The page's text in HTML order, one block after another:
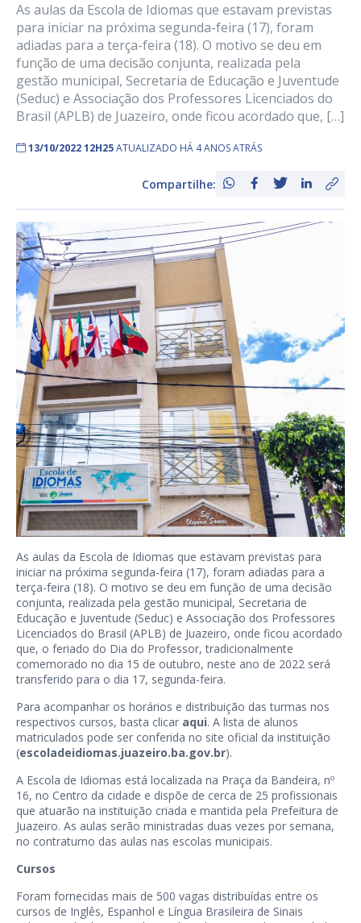
As aulas da Escola de Idiomas que estavam previstas
para iniciar na próxima segunda-feira (17), foram
adiadas para a terça-feira (18). O motivo se deu em
função de uma decisão conjunta, realizada pela
gestão municipal, Secretaria de Educação e Juventude
(Seduc) e Associação dos Professores Licenciados do
Brasil (APLB) de Juazeiro, onde ficou acordado que, […]
13/10/2022 12H25ATUALIZADO HÁ 4 ANOS ATRÁS
Compartilhe:
As aulas da Escola de Idiomas que estavam previstas para
iniciar na próxima segunda-feira (17), foram adiadas para a
terça-feira (18). O motivo se deu em função de uma decisão
conjunta, realizada pela gestão municipal, Secretaria de
Educação e Juventude (Seduc) e Associação dos Professores
Licenciados do Brasil (APLB) de Juazeiro, onde ficou acordado
que, o feriado do Dia do Professor, tradicionalmente
comemorado no dia 15 de outubro, neste ano de 2022 será
transferido para o dia 17, segunda-feira.
Para acompanhar os horários e distribuição das turmas nos
respectivos cursos, basta clicar aqui. A lista de alunos
matriculados pode ser conferida no site oficial da instituição
(escoladeidiomas.juazeiro.ba.gov.br).
A Escola de Idiomas está localizada na Praça da Bandeira, nº
16, no Centro da cidade e dispõe de cerca de 25 profissionais
que atuarão na instituição criada e mantida pela Prefeitura de
Juazeiro. As aulas serão ministradas duas vezes por semana,
no contraturno das aulas nas escolas municipais.
Cursos
Foram fornecidas mais de 500 vagas distribuídas entre os
cursos de Inglês, Espanhol e Língua Brasileira de Sinais